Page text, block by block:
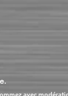
avec